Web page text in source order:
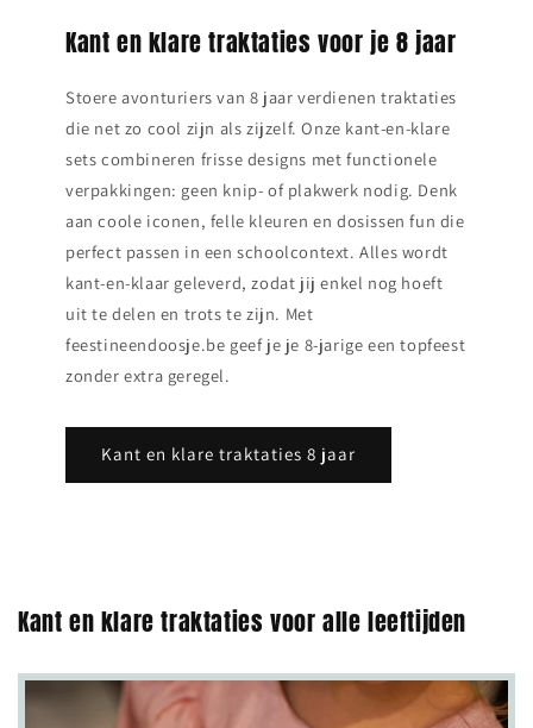
Kant en klare traktaties voor je 8 jaar
Stoere avonturiers van 8 jaar verdienen traktaties
die net zo cool zijn als zijzelf. Onze kant‑en‑klare
sets combineren frisse designs met functionele
verpakkingen: geen knip‑ of plakwerk nodig. Denk
aan coole iconen, felle kleuren en dosissen fun die
perfect passen in een schoolcontext. Alles wordt
kant‑en‑klaar geleverd, zodat jij enkel nog hoeft
uit te delen en trots te zijn. Met
feestineendoosje.be geef je je 8‑jarige een topfeest
zonder extra geregel.
Kant en klare traktaties 8 jaar
Kant en klare traktaties voor alle leeftijden